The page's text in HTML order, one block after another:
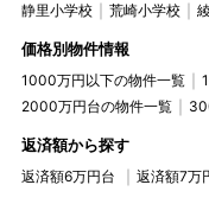
静里小学校
荒崎小学校
価格別物件情報
1000万円以下の物件一覧
2000万円台の物件一覧
返済額から探す
返済額6万円台 返済額7万